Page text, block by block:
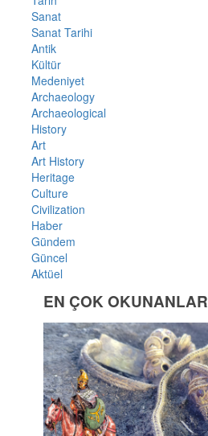
Sanat
Sanat Tarihi
Antik
Kültür
Medeniyet
Archaeology
Archaeological
History
Art
Art History
Heritage
Culture
Civilization
Haber
Gündem
Güncel
Aktüel
EN ÇOK OKUNANLAR